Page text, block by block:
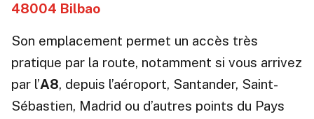
48004 Bilbao
Son emplacement permet un accès très
pratique par la route, notamment si vous arrivez
par l’A8, depuis l’aéroport, Santander, Saint-
Sébastien, Madrid ou d’autres points du Pays